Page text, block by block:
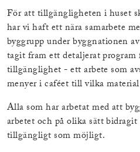
För att tillgängligheten i huset
har vi haft ett nära samarbete
byggrupp under byggnationen
tagit fram ett detaljerat program
tillgänglighet - ett arbete som
menyer i caféet till vilka
Alla som har arbetat med att
arbetet och på olika sätt
tillgängligt som möjligt.